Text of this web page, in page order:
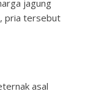
jagung
pria tersebut
asal